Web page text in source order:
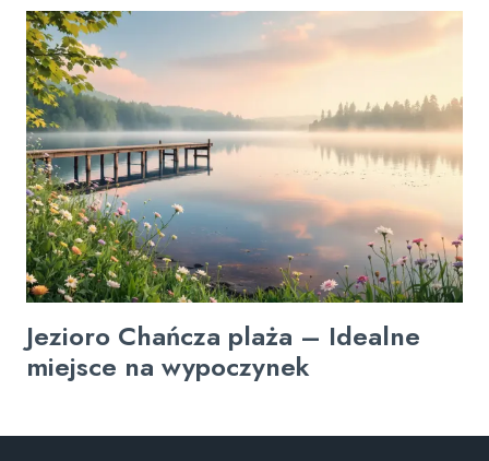
Jezioro Chańcza plaża – Idealne
miejsce na wypoczynek